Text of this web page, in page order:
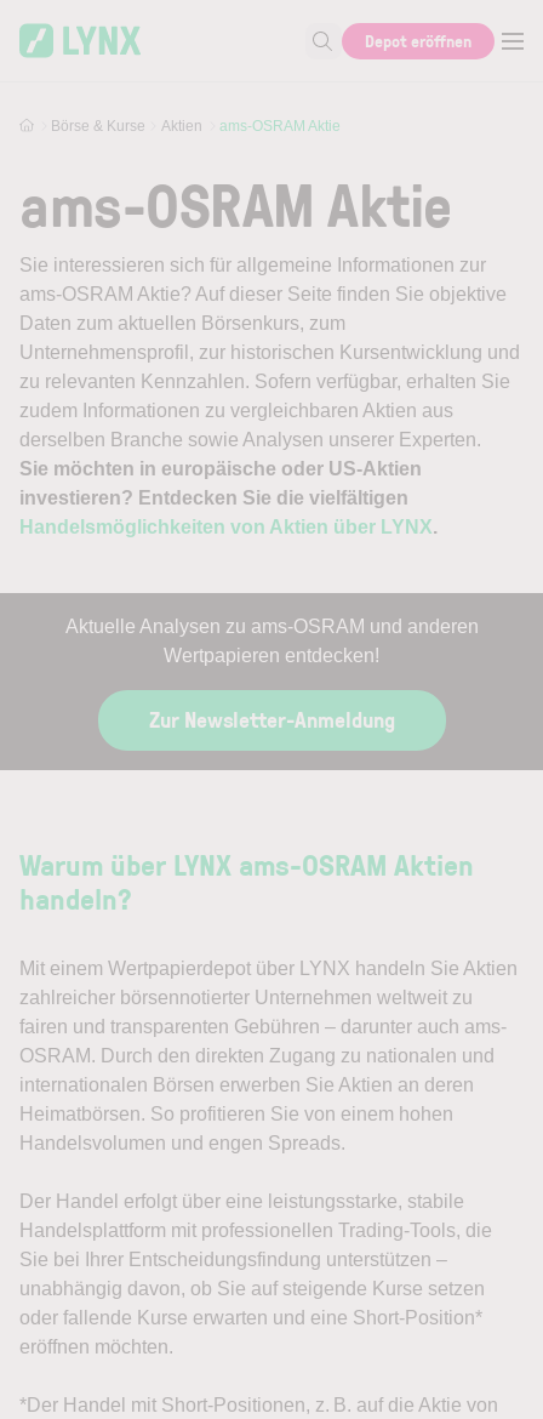
Suche nach Aktie, Autor...
Depot eröffnen
Börse & Kurse Aktien ams-OSRAM Aktie
ams-OSRAM Aktie
Sie interessieren sich für allgemeine Informationen zur
ams-OSRAM Aktie? Auf dieser Seite finden Sie objektive
Daten zum aktuellen Börsenkurs, zum
Unternehmensprofil, zur historischen Kursentwicklung und
zu relevanten Kennzahlen. Sofern verfügbar, erhalten Sie
zudem Informationen zu vergleichbaren Aktien aus
derselben Branche sowie Analysen unserer Experten.
Sie möchten in europäische oder US-Aktien
investieren? Entdecken Sie die vielfältigen
Handelsmöglichkeiten von Aktien über LYNX.
Aktuelle Analysen zu ams-OSRAM und anderen
Wertpapieren entdecken!
Zur Newsletter-Anmeldung
Warum über LYNX ams-OSRAM Aktien
handeln?
Mit einem Wertpapierdepot über LYNX handeln Sie Aktien
zahlreicher börsennotierter Unternehmen weltweit zu
fairen und transparenten Gebühren – darunter auch ams-
OSRAM. Durch den direkten Zugang zu nationalen und
internationalen Börsen erwerben Sie Aktien an deren
Heimatbörsen. So profitieren Sie von einem hohen
Handelsvolumen und engen Spreads.
Der Handel erfolgt über eine leistungsstarke, stabile
Handelsplattform mit professionellen Trading-Tools, die
Sie bei Ihrer Entscheidungsfindung unterstützen –
unabhängig davon, ob Sie auf steigende Kurse setzen
oder fallende Kurse erwarten und eine Short-Position*
eröffnen möchten.
*Der Handel mit Short-Positionen, z. B. auf die Aktie von